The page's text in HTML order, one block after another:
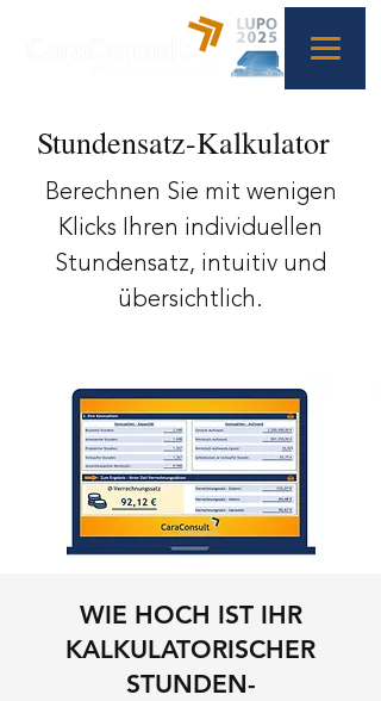
Stundensatz-Kalkulator
Berechnen Sie mit wenigen
Klicks Ihren individuellen
Stundensatz, intuitiv und
übersichtlich.
WIE HOCH IST IHR
KALKULATORISCHER
STUNDEN-